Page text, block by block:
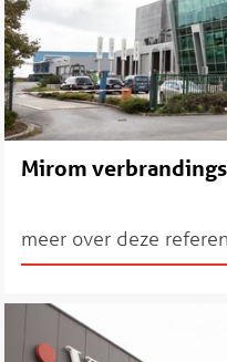
Mirom
meer over deze